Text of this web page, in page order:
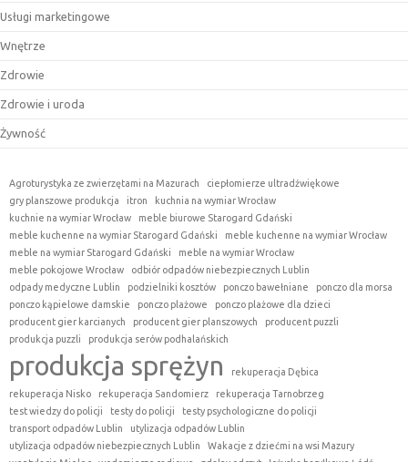
Usługi marketingowe
Wnętrze
Zdrowie
Zdrowie i uroda
Żywność
Agroturystyka ze zwierzętami na Mazurach
ciepłomierze ultradźwiękowe
gry planszowe produkcja
itron
kuchnia na wymiar Wrocław
kuchnie na wymiar Wrocław
meble biurowe Starogard Gdański
meble kuchenne na wymiar Starogard Gdański
meble kuchenne na wymiar Wrocław
meble na wymiar Starogard Gdański
meble na wymiar Wrocław
meble pokojowe Wrocław
odbiór odpadów niebezpiecznych Lublin
odpady medyczne Lublin
podzielniki kosztów ponczo bawełniane
ponczo dla morsa
ponczo kąpielowe damskie
ponczo plażowe
ponczo plażowe dla dzieci
producent gier karcianych
producent gier planszowych
producent puzzli
produkcja puzzli
produkcja serów podhalańskich
produkcja sprężyn
rekuperacja Dębica
rekuperacja Nisko
rekuperacja Sandomierz
rekuperacja Tarnobrzeg
test wiedzy do policji
testy do policji
testy psychologiczne do policji
transport odpadów Lublin
utylizacja odpadów Lublin
utylizacja odpadów niebezpiecznych Lublin
Wakacje z dziećmi na wsi Mazury